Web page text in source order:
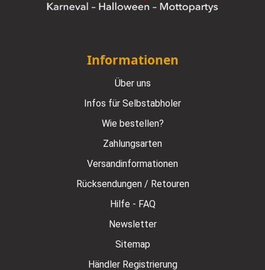
Informationen
Über uns
Infos für Selbstabholer
Wie bestellen?
Zahlungsarten
Versandinformationen
Rücksendungen / Retouren
Hilfe - FAQ
Newsletter
Sitemap
Händler Registrierung